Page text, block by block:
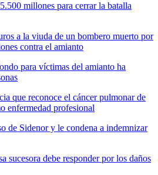
millones para cerrar la batalla
a la viuda de un bombero muerto por
contra el amianto
para víctimas del amianto ha
que reconoce el cáncer pulmonar de
enfermedad profesional
de Sidenor y le condena a indemnizar
sucesora debe responder por los daños